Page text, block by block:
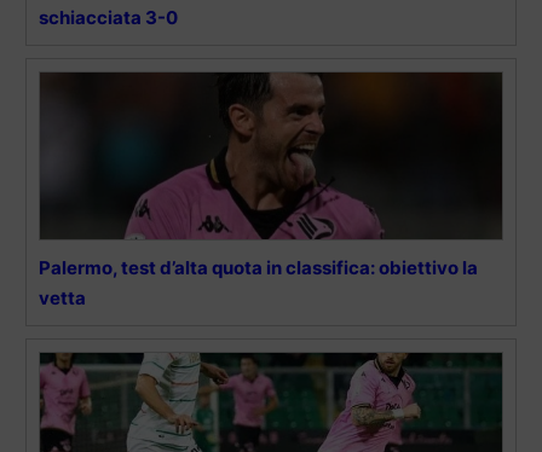
schiacciata 3-0
Palermo, test d’alta quota in classifica: obiettivo la
vetta